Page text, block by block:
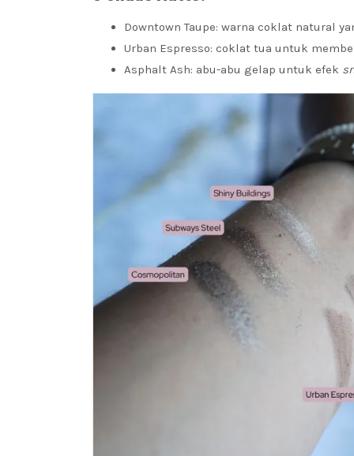
Downtown Taupe: warna coklat natural
Urban Espresso: coklat tua untuk
Asphalt Ash: abu-abu gelap untuk efek